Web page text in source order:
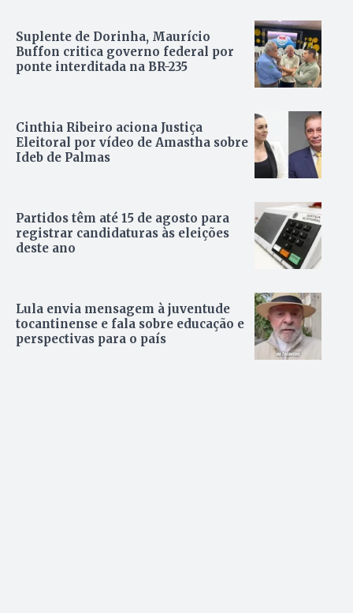
Suplente de Dorinha, Maurício
Buffon critica governo federal por
ponte interditada na BR-235
Cinthia Ribeiro aciona Justiça
Eleitoral por vídeo de Amastha sobre
Ideb de Palmas
Partidos têm até 15 de agosto para
registrar candidaturas às eleições
deste ano
Lula envia mensagem à juventude
tocantinense e fala sobre educação e
perspectivas para o país